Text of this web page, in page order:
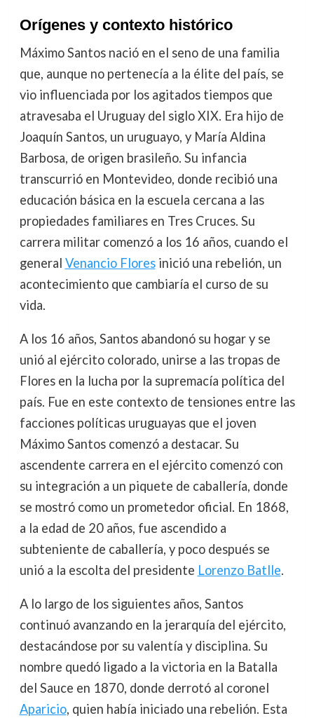
Orígenes y contexto histórico
Máximo Santos nació en el seno de una familia
que, aunque no pertenecía a la élite del país, se
vio influenciada por los agitados tiempos que
atravesaba el Uruguay del siglo XIX. Era hijo de
Joaquín Santos, un uruguayo, y María Aldina
Barbosa, de origen brasileño. Su infancia
transcurrió en Montevideo, donde recibió una
educación básica en la escuela cercana a las
propiedades familiares en Tres Cruces. Su
carrera militar comenzó a los 16 años, cuando el
general Venancio Floresinició una rebelión, un
acontecimiento que cambiaría el curso de su
vida.
A los 16 años, Santos abandonó su hogar y se
unió al ejército colorado, unirse a las tropas de
Flores en la lucha por la supremacía política del
país. Fue en este contexto de tensiones entre las
facciones políticas uruguayas que el joven
Máximo Santos comenzó a destacar. Su
ascendente carrera en el ejército comenzó con
su integración a un piquete de caballería, donde
se mostró como un prometedor oficial. En 1868,
a la edad de 20 años, fue ascendido a
subteniente de caballería, y poco después se
unió a la escolta del presidente Lorenzo Batlle.
A lo largo de los siguientes años, Santos
continuó avanzando en la jerarquía del ejército,
destacándose por su valentía y disciplina. Su
nombre quedó ligado a la victoria en la Batalla
del Sauce en 1870, donde derrotó al coronel
Aparicio, quien había iniciado una rebelión. Esta